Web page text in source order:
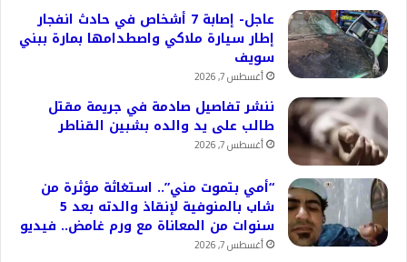
عاجل- إصابة 7 أشخاص في حادث انفجار
إطار سيارة ملاكي واصطدامها بمارة ببني
سويف
أغسطس 7, 2026
ننشر تفاصيل صادمة في جريمة مقتل
طالب على يد والده بشبين القناطر
أغسطس 7, 2026
“أمي بتموت مني”.. استغاثة مؤثرة من
شاب بالمنوفية لإنقاذ والدته بعد 5
سنوات من المعاناة مع ورم غامض.. فيديو
أغسطس 7, 2026